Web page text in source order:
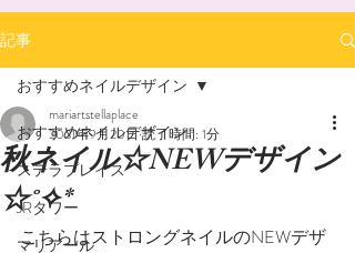
記事
おすすめネイルデザイン
ステラプレイス
JRタワー
マリアール
おすすめネイルデザイン
秋ネイル☆NEWデザイン
☆˚✧*
mariartstellaplace
2021年9月20日読了時間: 1分
こちらはストロングネイルのNEWデザ